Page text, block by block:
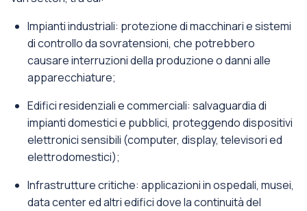
Impianti industriali: protezione di macchinari e sistemi
di controllo da sovratensioni, che potrebbero
causare interruzioni della produzione o danni alle
apparecchiature;
Edifici residenziali e commerciali: salvaguardia di
impianti domestici e pubblici, proteggendo dispositivi
elettronici sensibili (computer, display, televisori ed
elettrodomestici);
Infrastrutture critiche: applicazioni in ospedali, musei,
data center ed altri edifici dove la continuità del